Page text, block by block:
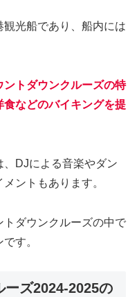
観光船であり、船内には
ントダウンクルーズの特
食などのバイキングを提
、DJによる音楽やダン
ントもあります。
トダウンクルーズの中で
す。
ーズ2024-2025の